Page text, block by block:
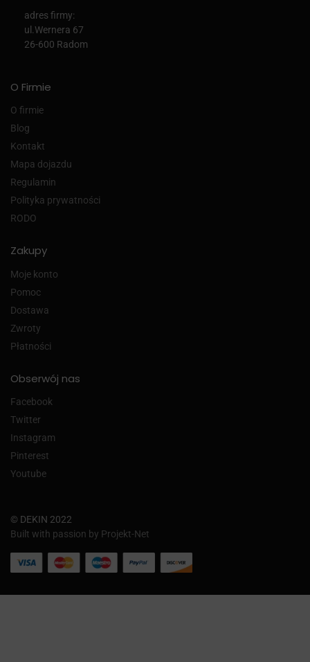
adres firmy:
ul.Wernera 67
26-600 Radom
O Firmie
O firmie
Blog
Kontakt
Mapa dojazdu
Regulamin
Polityka prywatności
RODO
Zakupy
Moje konto
Pomoc
Dostawa
Zwroty
Płatności
Obserwój nas
Facebook
Twitter
Instagram
Pinterest
Youtube
© DEKIN 2022
Built with passion by Projekt-Net